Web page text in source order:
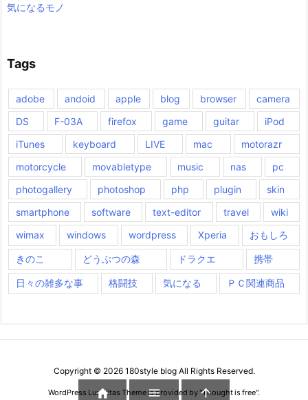
気になるモノ
Tags
adobe andoid apple blog browser
camera
DS
F-03A firefox game guitar
iPod
iTunes
keyboard LIVE mac
motorazr
motorcycle
movabletype music nas
pc
photogallery
photoshop php plugin
skin
smartphone
software text-editor travel
wiki
wimax
windows wordpress Xperia おもしろ
きのこ どうぶつの森 ドラクエ 携帯
日々の雑多な事 格闘技 気になる ＰＣ関連商品
Copyright © 2026 180style blogAll Rights Reserved.
WordPress Luxeritas Theme is provided by "Thought is free".
  